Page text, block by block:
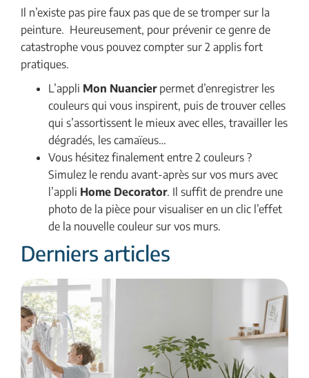
Il n’existe pas pire faux pas que de se tromper sur la
peinture. Heureusement, pour prévenir ce genre de
catastrophe vous pouvez compter sur 2 applis fort
pratiques.
L’appli Mon Nuancierpermet d’enregistrer les
couleurs qui vous inspirent, puis de trouver celles
qui s’assortissent le mieux avec elles, travailler les
dégradés, les camaïeus…
Vous hésitez finalement entre 2 couleurs ?
Simulez le rendu avant-après sur vos murs avec
l’appli Home Decorator. Il suffit de prendre une
photo de la pièce pour visualiser en un clic l’effet
de la nouvelle couleur sur vos murs.
Derniers articles